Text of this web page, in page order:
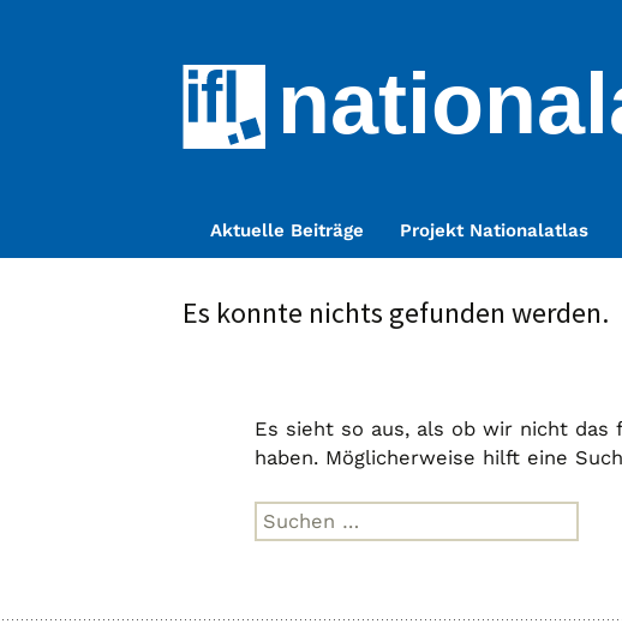
Aktuelle Beiträge Projekt Nationalatlas
Es konnte nichts gefunden werden.
Es sieht so aus, als ob wir nicht das
haben. Möglicherweise hilft eine
Suche
nach: